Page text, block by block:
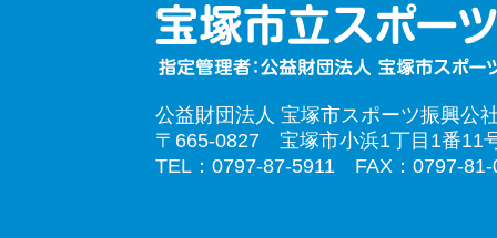
公益財団法人 宝塚市スポーツ振興公
〒665-0827 宝塚市小浜1丁目1番11
TEL：0797-87-5911 FAX：0797-81-